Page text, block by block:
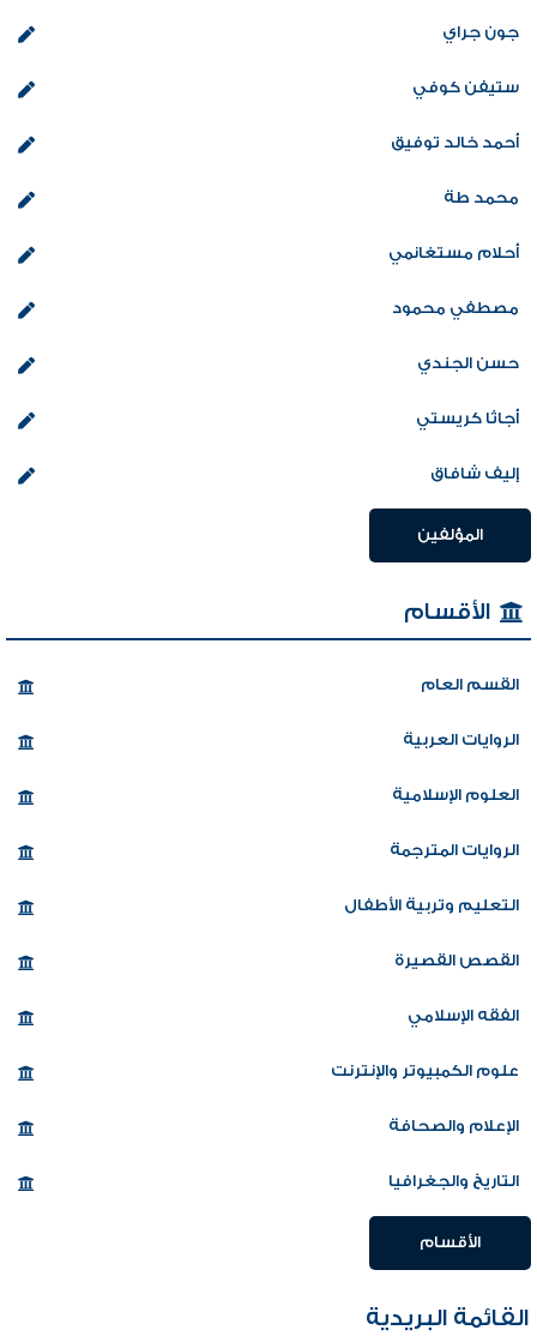
جون جراي
ستيفن كوفي
أحمد خالد توفيق
محمد طة
أحلام مستغانمي
مصطفي محمود
حسن الجندي
أجاثا كريستي
إليف شافاق
المؤلفين
الأقسام
القسم العام
الروايات العربية
العلوم الإسلامية
الروايات المترجمة
التعليم وتربية الأطفال
القصص القصيرة
الفقه الإسلامي
علوم الكمبيوتر والإنترنت
الإعلام والصحافة
التاريخ والجغرافيا
الأقسام
القائمة البريدية